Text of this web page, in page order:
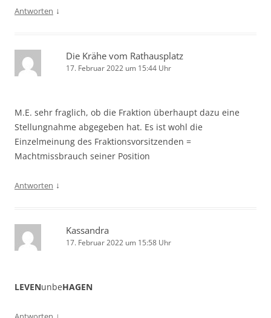
Antworten ↓
Die Krähe vom Rathausplatz
17. Februar 2022 um 15:44 Uhr
M.E. sehr fraglich, ob die Fraktion überhaupt dazu eine
Stellungnahme abgegeben hat. Es ist wohl die
Einzelmeinung des Fraktionsvorsitzenden =
Machtmissbrauch seiner Position
Antworten ↓
Kassandra
17. Februar 2022 um 15:58 Uhr
LEVENunbeHAGEN